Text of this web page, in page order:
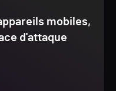
mobiles,
d'attaque